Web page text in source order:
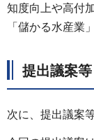
知度向上や高付
「儲かる水産業
提出議案等
次に、提出議案